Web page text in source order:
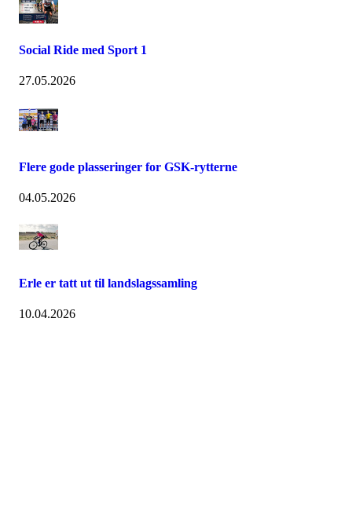
Social Ride med Sport 1
27.05.2026
Flere gode plasseringer for GSK-rytterne
04.05.2026
Erle er tatt ut til landslagssamling
10.04.2026